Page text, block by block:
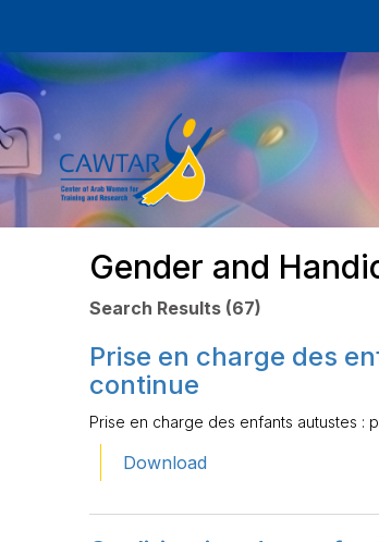
Gender and
Search Results (67)
Prise en charge des
continue
Prise en charge des enfants autustes :
Download